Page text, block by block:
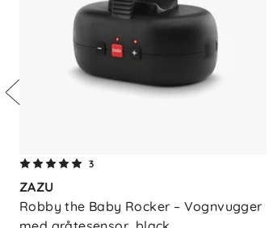
Folding: Én-hånds,
Liggestilling: Full,
Selesystem:
Reisesystem:
Kalesje: UPF50+
Komfort: Avtakbart
Materialer og vedlikehold
3
ZAZU
Robby the Baby Rocker – Vognvugger